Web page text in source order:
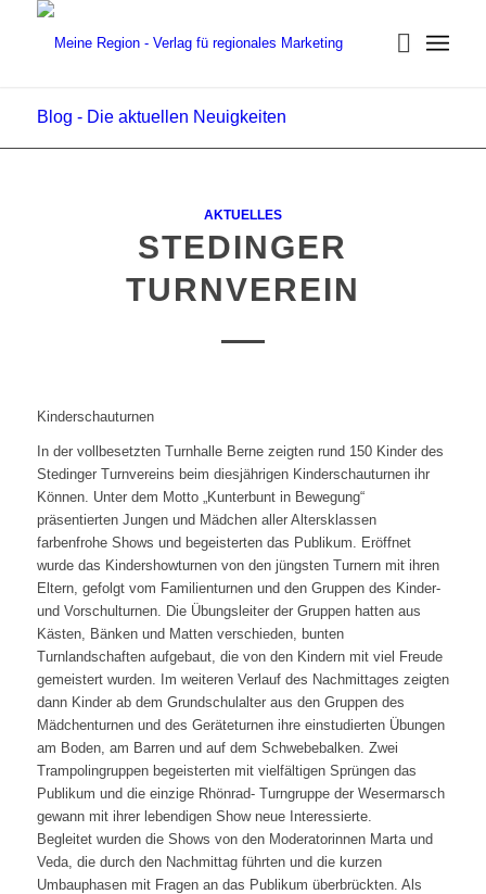
Blog - Die aktuellen Neuigkeiten
AKTUELLES
STEDINGER
TURNVEREIN
Kinderschauturnen
In der vollbesetzten Turnhalle Berne zeigten rund 150 Kinder des
Stedinger Turnvereins beim diesjährigen Kinderschauturnen ihr
Können. Unter dem Motto „Kunterbunt in Bewegung“
präsentierten Jungen und Mädchen aller Altersklassen
farbenfrohe Shows und begeisterten das Publikum. Eröffnet
wurde das Kindershowturnen von den jüngsten Turnern mit ihren
Eltern, gefolgt vom Familienturnen und den Gruppen des Kinder-
und Vorschulturnen. Die Übungsleiter der Gruppen hatten aus
Kästen, Bänken und Matten verschieden, bunten
Turnlandschaften aufgebaut, die von den Kindern mit viel Freude
gemeistert wurden. Im weiteren Verlauf des Nachmittages zeigten
dann Kinder ab dem Grundschulalter aus den Gruppen des
Mädchenturnen und des Geräteturnen ihre einstudierten Übungen
am Boden, am Barren und auf dem Schwebebalken. Zwei
Trampolingruppen begeisterten mit vielfältigen Sprüngen das
Publikum und die einzige Rhönrad- Turngruppe der Wesermarsch
gewann mit ihrer lebendigen Show neue Interessierte.
Begleitet wurden die Shows von den Moderatorinnen Marta und
Veda, die durch den Nachmittag führten und die kurzen
Umbauphasen mit Fragen an das Publikum überbrückten. Als